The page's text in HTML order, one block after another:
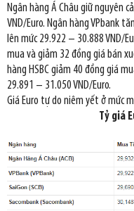
Ngân hàng Á Châu giữ nguyên
VND/Euro. Ngân hàng VPbank
lên mức 29.922 – 30.888 VND/
mua và giảm 32 đồng giá bán
hàng HSBC giảm 40 đồng giá
29.891 – 31.050 VND/Euro.
Giá Euro tự do niêm yết ở mức
Tỷ giá